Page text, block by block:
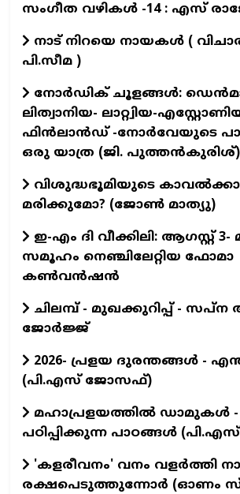
സംഗീത വഴികള്‍ -14 : എസ്
നാട് നിറയെ നായകൾ (
പി.സീമ )
നോർഡിക് ചൂളങ്ങൾ:
ലിത്വാനിയ- ലാറ്റ്വിയ-
ഫിൻലാൻഡ് -നോർവേയുടെ
ഒരു യാത്ര (ജി. പുത്തൻകുരിശ്)
വിശുദ്ധഭൂമിയുടെ
മരിക്കുമോ? (ജോണ്‍ മാത്യു)
ഇ-എം ദി വീക്കിലി: ആഗസ്റ്റ് 3-
സമൂഹം നെഞ്ചിലേറ്റിയ ഫോമാ
കൺവൻഷൻ
ചിലമ്പ് - മുഖക്കുറിപ്പ് -
ജോർജ്ജ്
2026- പ്രളയ ദുരന്തങ്ങള്‍ -
(പി.എസ് ജോസഫ്‌)
മഹാപ്രളയത്തില്‍ ഡാമുകള്‍ -
പഠിപ്പിക്കുന്ന പാഠങ്ങള്‍
'കളരീവനം' വനം വളര്‍ത്തി
രക്ഷപെടുത്തുന്നോര്‍ (ഓണം